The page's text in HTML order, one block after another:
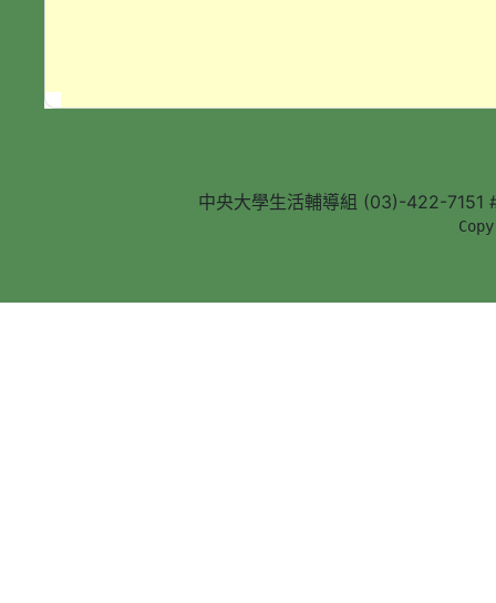
中央大學生活輔導組 (03)-422-7151